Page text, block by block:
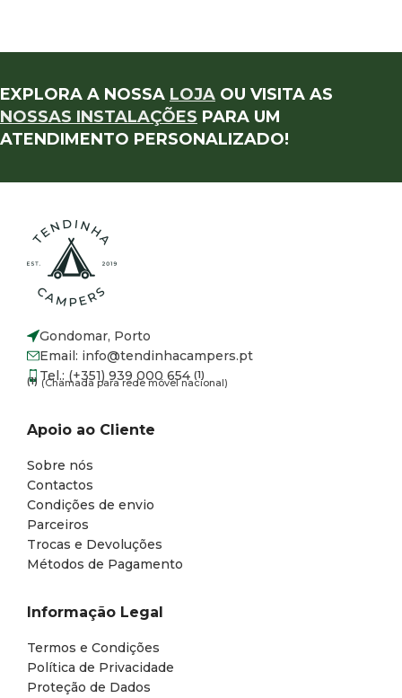
EXPLORA A NOSSA LOJA OU VISITA AS
NOSSAS INSTALAÇÕES PARA UM
ATENDIMENTO PERSONALIZADO!
Gondomar, Porto
Email: info@tendinhacampers.pt
Tel.: (+351) 939 000 654 (1)
(1) (Chamada para rede móvel nacional)
Apoio ao Cliente
Sobre nós
Contactos
Condições de envio
Parceiros
Trocas e Devoluções
Métodos de Pagamento
Informação Legal
Termos e Condições
Política de Privacidade
Proteção de Dados